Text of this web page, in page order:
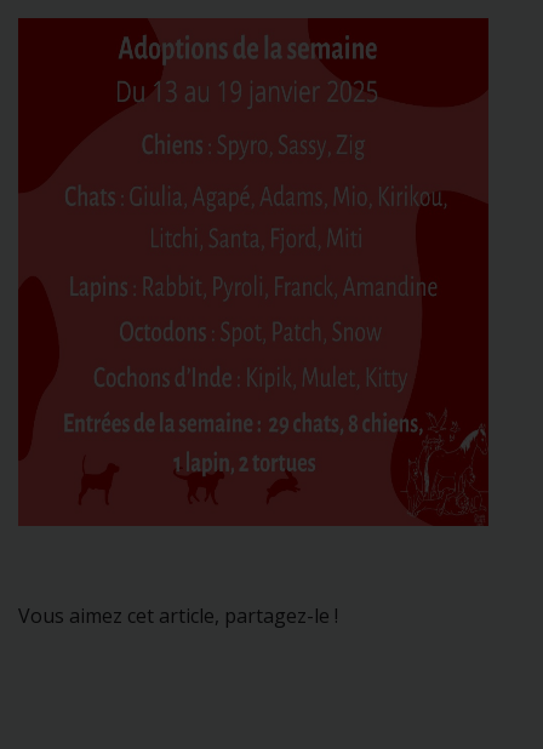
Vous aimez cet article, partagez-le !